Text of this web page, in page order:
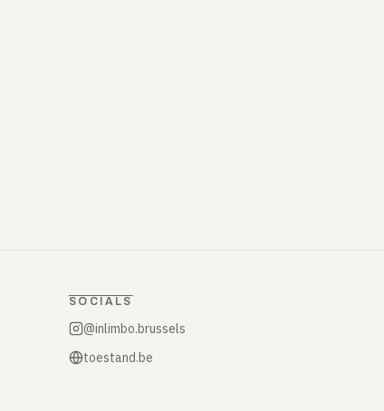
SOCIALS
@inlimbo.brussels
toestand.be